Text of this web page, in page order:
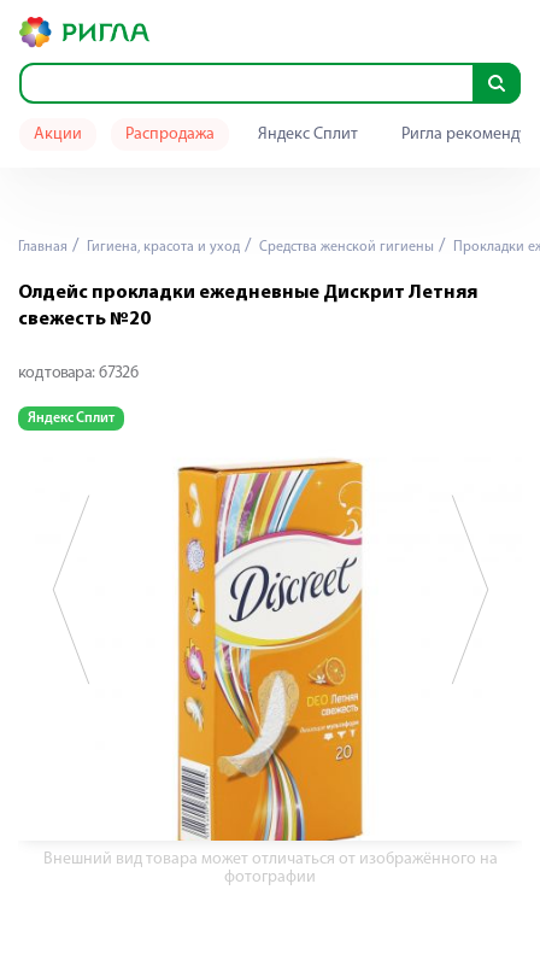
Акции Распродажа Яндекс Сплит Ригла
Главная Гигиена, красота и уход Средства женской гигиены Прокладки
Олдейс прокладки ежедневные Дискрит Летняя
свежесть №20
код товара: 67326
Яндекс Сплит
Внешний вид товара может отличаться от изображённого на
фотографии